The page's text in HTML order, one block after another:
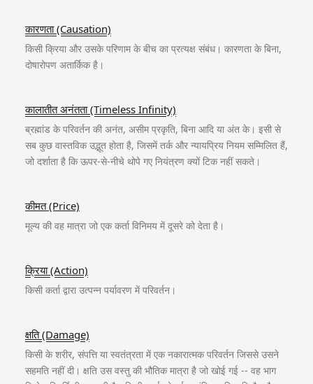
कारणता (Causation)
किसी क्रिया और उसके परिणाम के बीच का प्रत्यक्ष संबंध। कारणता के बिना,
दोषारोपण अतार्किक है।
कालातीत अनंतता (Timeless Infinity)
ब्रह्मांड के परिवर्तन की अनंत, असीम प्रकृति, बिना आदि या अंत के। इसी से
सब कुछ वास्तविक उद्भूत होता है, जिसमें तर्क और न्यायप्रिय नियम सम्मिलित हैं,
जो दर्शाता है कि ऊपर-से-नीचे थोपे गए नियंत्रण क्यों टिक नहीं सकते।
कीमत (Price)
मूल्य की वह मात्रा जो एक कर्ता विनिमय में दूसरे को देता है।
क्रिया (Action)
किसी कर्ता द्वारा उत्पन्न पर्यावरण में परिवर्तन।
क्षति (Damage)
किसी के शरीर, संपत्ति या स्वतंत्रता में एक नकारात्मक परिवर्तन जिससे उसने
सहमति नहीं दी। क्षति उस वस्तु की भौतिक मात्रा है जो खोई गई -- वह भाग